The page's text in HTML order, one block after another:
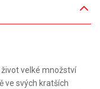
život velké množství
ve svých kratších